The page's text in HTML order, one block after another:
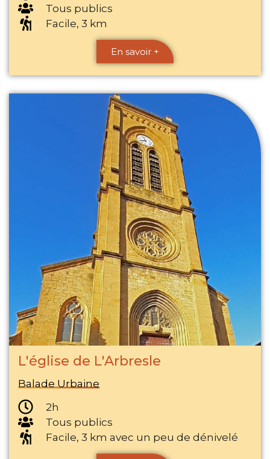
Tous publics
Facile, 3 km
En savoir +
L'église de L'Arbresle
Balade Urbaine
2h
Tous publics
Facile, 3 km avec un peu de dénivelé